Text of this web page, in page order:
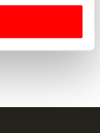
qualche
dettagli. Puoi